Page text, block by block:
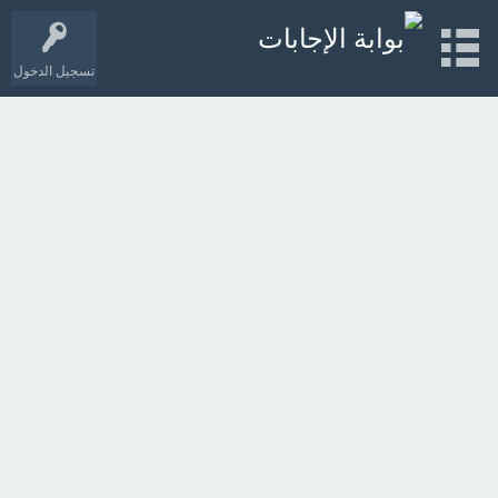
تسجيل الدخول